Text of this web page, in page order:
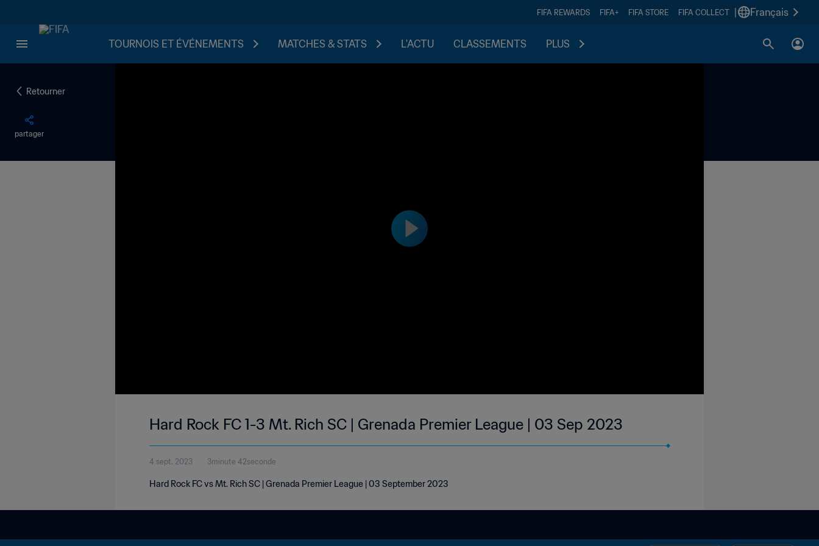
FIFA REWARDS FIFA+ FIFA STORE FIFA COLLECT Français
TOURNOIS ET ÉVÉNEMENTS MATCHES & STATS L'ACTU CLASSEMENTS PLUS
Retourner
partager
Hard Rock FC 1-3 Mt. Rich SC | Grenada Premier League | 03 Sep 2023
4 sept. 2023 3minute 42seconde
Hard Rock FC vs Mt. Rich SC | Grenada Premier League | 03 September 2023